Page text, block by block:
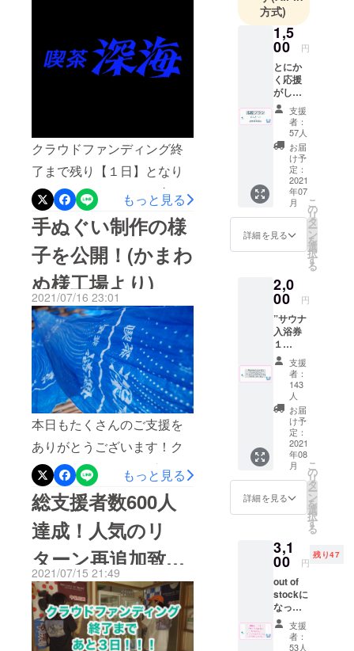
り人気のあったメニューに
加えて、喫茶深海オリジナ
ルメニューや銭湯併設なら
登場します！！！これまで
無かった軽食も提供してい
く予定です♪メニューの詳細
はまた後日お届けしますの
でお楽しみに☆お風呂と併
せて、もちろん喫茶店のみ
のご利用も大歓迎ですの
で、皆さま是非「喫茶 深
海」の世界へ浸りにいらし
てください！お待ちしてお
ります！
クラウドファンディング終
了まで残り【１日】となり
ました！これまでにご支援
くださった６２２名の皆さ
ま、本当にありがとうござ
います！ここからがラスト
スパート！ネクストステー
ジゴールの６００万円達成
は中々厳しい現状ですが、
５００万円まではあと少し
ですので、何とか達成した
いところです...！現在、主に
サウナのアップデート計画
(資金不足の為ストップ中)に
必要な資金を募っておりま
す。計画進行の為には、皆
さまのお力添えが必要で
す。何卒ご協力の程お願い
致します。ご支援締め切り
は、明日７月１８日(日)２３
時５９分５９秒までです！
♨︎ 〜 ☕︎ 〜 ♨︎ 〜 ☕︎ 〜 ♨︎ 〜
☕︎ 〜 ♨︎ 〜 ☕︎ 〜 ♨︎(以下、喫
もっと見る
手ぬぐい制作の様
子を公開！(かまわ
ぬ様工場より)
2021/07/16 23:01
本日もたくさんのご支援を
ありがとうございます！ク
ラウドファンディングも、
残すところあと《２日》と
なりました！！！十條湯を
何としても残し、より多く
の方々に愛されご利用いた
だける銭湯にしてみせま
す！！開催期間僅かです
が、最後まで引き続き十條
湯を宜しくお願い致しま
もっと見る
総支援者数600人
達成！人気のリ
ターン再追加致し
ます！
2021/07/15 21:49
銀座商店街
アーケード
を入ってす
ぐ、新宿か
ら3駅(10分)
とアクセス
も良好で
方式)
1,5
00 円
とにか
く応援
がした
い！！
という
方向け
のプラ
ンで
す。リ
ターン
にかか
るコス
トが低
いた
め、ご
支援額
を改装
の資金
にする
ことが
可能で
す。 ・
お礼
メール
・リ
ニュー
アル
オープ
ンまで
の進捗
報告
メール
(週に
1〜2回
程) をお
す。 ※
支援金
額をご
自身で
してい
ただけ
ます。
支援
者：
57人
お届
け予
定：
2021
年07
月
詳細を見る
こ
の
リ
タ
ー
ン
を
選
択
す
る
2,0
00 円
”サウナ
入浴券
１
枚”と”
喫茶ド
リンク
券１
枚”と"
ポスト
カー
ド"と”
ステッ
カー”を
同封し
てお送
※ステッ
カーは
十條湯
ロゴの
物にな
りま
す。 ※
ドリン
ク券は
支援
者：
143
人
お届
け予
定：
2021
年08
月
詳細を見る
こ
の
リ
タ
ー
ン
を
選
択
す
る
3,1
00 円
残り47
out of
stockに
なって
いたこ
ちらの
プラン
支援
者：
53人